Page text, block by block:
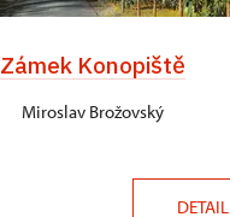
Zámek Konopiště
Miroslav Brožovský
DETAIL